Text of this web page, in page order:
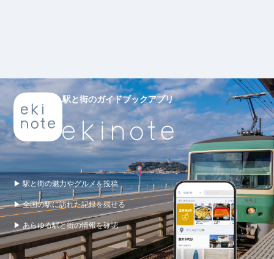
駅と街のガイドブックアプリ
▶ 駅と街の魅力やグルメを投稿
▶ 全国の駅に訪れた記録を残せる
▶ あらゆる駅と街の情報を確認